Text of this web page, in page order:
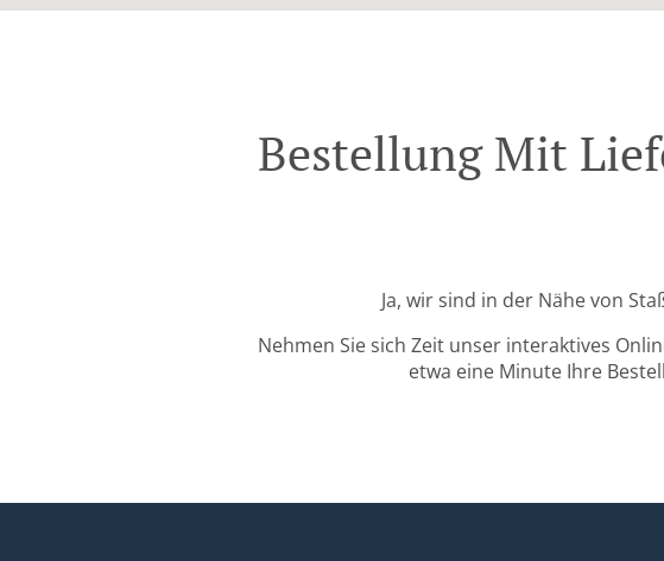
Bestellung Mit
Ja, wir sind in der Nähe von
Nehmen Sie sich Zeit unser interaktives
etwa eine Minute Ihre